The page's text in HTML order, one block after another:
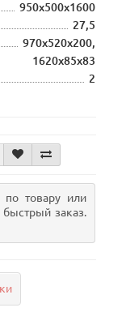
950х500х1600
27,5
970х520х200,
1620х85х83
2
товару или
заказ.